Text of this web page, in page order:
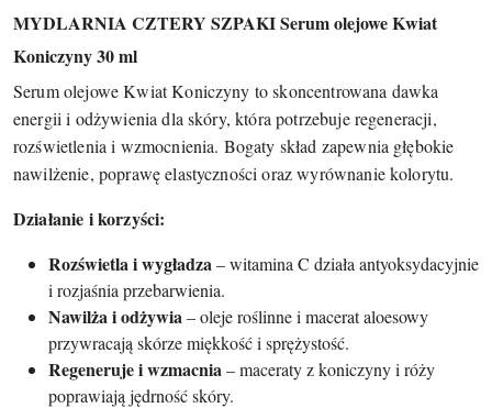
MYDLARNIA CZTERY SZPAKI Serum olejowe Kwiat
Koniczyny 30 ml
Serum olejowe Kwiat Koniczyny to skoncentrowana dawka
energii i odżywienia dla skóry, która potrzebuje regeneracji,
rozświetlenia i wzmocnienia. Bogaty skład zapewnia głębokie
nawilżenie, poprawę elastyczności oraz wyrównanie kolorytu.
Działanie i korzyści:
Rozświetla i wygładza– witamina C działa antyoksydacyjnie
i rozjaśnia przebarwienia.
Nawilża i odżywia– oleje roślinne i macerat aloesowy
przywracają skórze miękkość i sprężystość.
Regeneruje i wzmacnia– maceraty z koniczyny i róży
poprawiają jędrność skóry.